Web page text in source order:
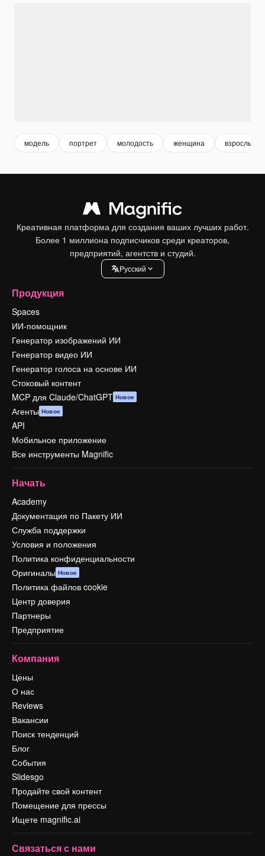
модель портрет молодость женщина взрослые
Креативная платформа для создания ваших лучших работ.
Более 1 миллиона подписчиков среди креаторов,
предприятий, агентств и студий.
Pусский
Продукция
Spaces
ИИ-помощник
Генератор изображений ИИ
Генератор видео ИИ
Генератор голоса на основе ИИ
Стоковый контент
MCP для Claude/ChatGPT Новое
Агенты Новое
API
Мобильное приложение
Все инструменты Magnific
Начать
Academy
Документация по Пакету ИИ
Служба поддержки
Условия и положения
Политика конфиденциальности
Оригиналы Новое
Политика файлов cookie
Центр доверия
Партнеры
Предприятие
Компания
Цены
О нас
Reviews
Вакансии
Поиск тенденций
Блог
События
Slidesgo
Продайте свой контент
Помещение для прессы
Ищете magnific.ai
Связаться с нами